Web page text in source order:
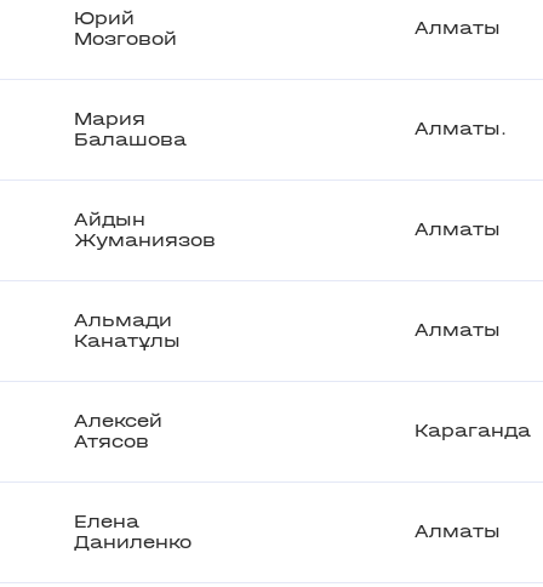
Юрий
Мозговой
Алматы
Мария
Балашова
Алматы.
Айдын
Жуманиязов
Алматы
Альмади
Канатұлы
Алматы
Алексей
Атясов
Караганда
Елена
Даниленко
Алматы